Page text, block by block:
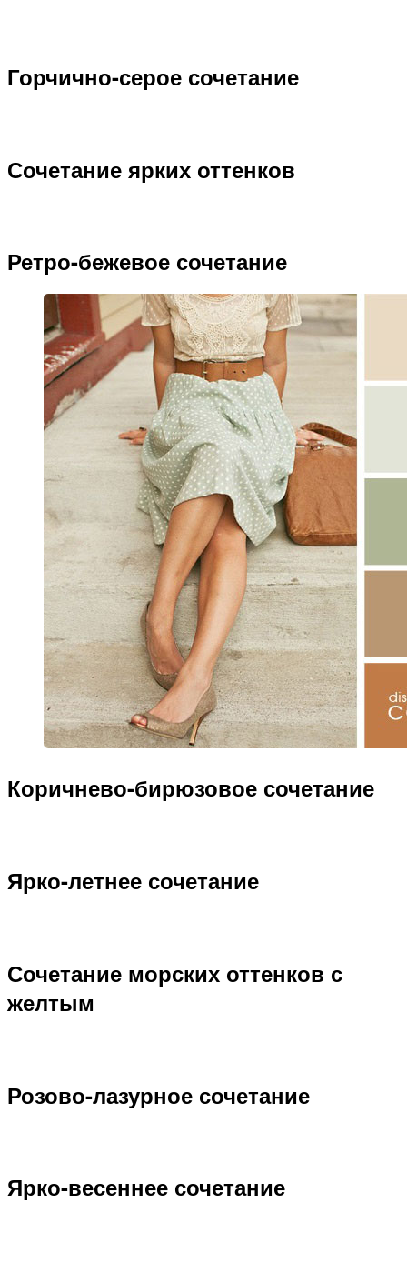
Горчично-серое сочетание
Сочетание ярких оттенков
Ретро-бежевое сочетание
Коричнево-бирюзовое сочетание
Ярко-летнее сочетание
Сочетание морских оттенков с
желтым
Розово-лазурное сочетание
Ярко-весеннее сочетание